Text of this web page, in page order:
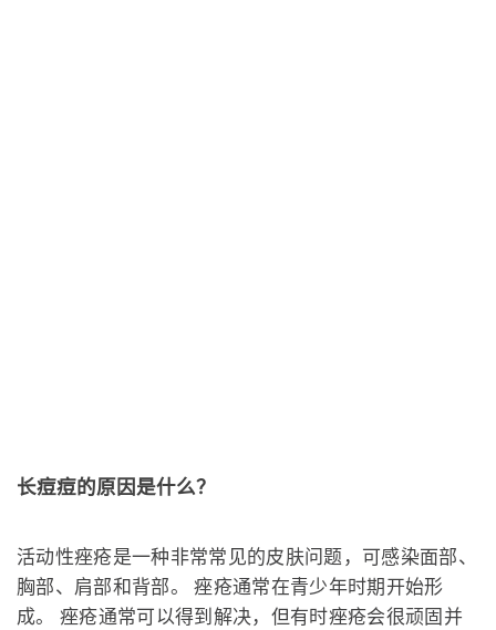
长痘痘的原因是什么？
活动性痤疮是一种非常常见的皮肤问题，可感染面部、
胸部、肩部和背部。 痤疮通常在青少年时期开始形
成。 痤疮通常可以得到解决，但有时痤疮会很顽固并